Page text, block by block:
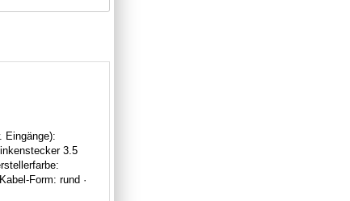
Eingänge):
3.5
Form: rund ·